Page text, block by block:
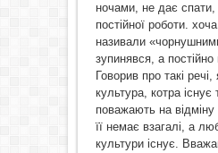
ночами, не дає спати,
постійної роботи.
називали
зупинявся, а
Говорив про такі речі,
культура, котра існує
поважають на
її немає взагалі, а
культури існує.